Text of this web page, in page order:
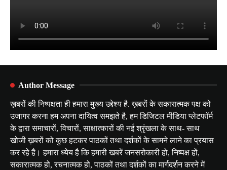
Author Message
ख़बरों की निष्पक्षता ही हमारा मुख्य उद्देश्य है. ख़बरों के सकारात्मक पक्ष को
उजागर करना हम अपना दायित्व समझते है, हम डिजिटल मीडिया प्लेटफॉर्म
के द्वारा समाचारों, विचारों, साक्षात्कारों की नई श्रृंखला के साथ- साथ
खोजी ख़बरों को कुछ हटकर पाठकों तथा दर्शकों के सामने लाने का प्रयास
कर रहे है। हमारा ध्येय है कि हमारी खबरें जनसरोकारी हो, निष्पक्ष हों,
सकारात्मक हो, रचनात्मक हो, पाठकों तथा दर्शकों का मार्गदर्शन करने में